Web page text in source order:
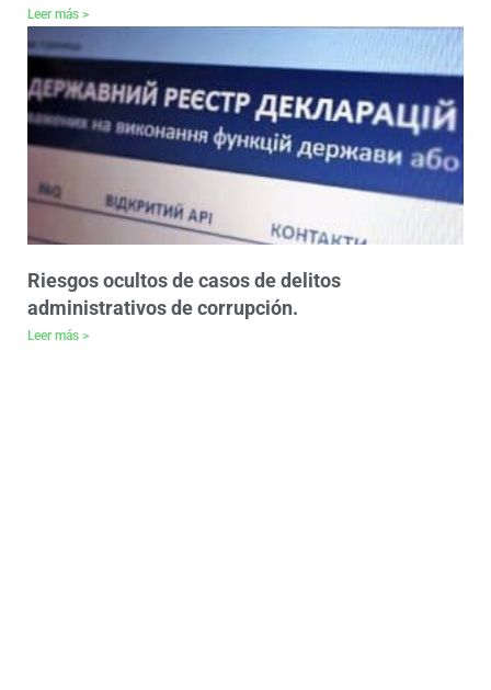
Leer más >
Riesgos ocultos de casos de delitos
administrativos de corrupción.
Leer más >